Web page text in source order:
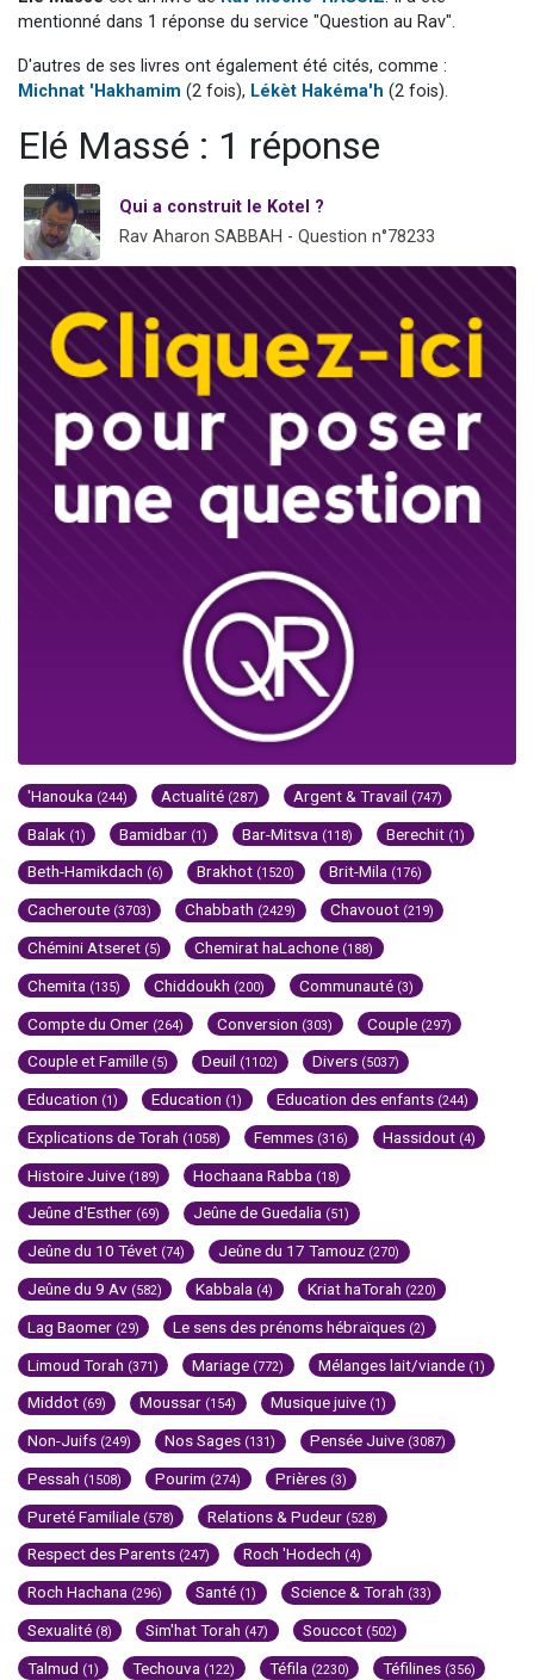
Il reste 49 places pour étudier en groupe sur Zoom
2 nouvelles musiques dans Torah-Box Music
mentionné dans 1 réponse du service "Question au Rav".
D'autres de ses livres ont également été cités, comme :
Michnat 'Hakhamim (2 fois), Lékèt Hakéma'h (2 fois).
Elé Massé : 1 réponse
Qui a construit le Kotel ?
Rav Aharon SABBAH - Question n°78233
'Hanouka (244) Actualité (287) Argent & Travail (747)
Balak (1) Bamidbar (1) Bar-Mitsva (118) Berechit (1)
Beth-Hamikdach (6) Brakhot (1520) Brit-Mila (176)
Cacheroute (3703) Chabbath (2429) Chavouot (219)
Chémini Atseret (5) Chemirat haLachone (188)
Chemita (135) Chiddoukh (200) Communauté (3)
Compte du Omer (264) Conversion (303) Couple (297)
Couple et Famille (5) Deuil (1102) Divers (5037)
Education (1) Education (1) Education des enfants (244)
Explications de Torah (1058) Femmes (316) Hassidout (4)
Histoire Juive (189) Hochaana Rabba (18)
Jeûne d'Esther (69) Jeûne de Guedalia (51)
Jeûne du 10 Tévet (74) Jeûne du 17 Tamouz (270)
Jeûne du 9 Av (582) Kabbala (4) Kriat haTorah (220)
Lag Baomer (29) Le sens des prénoms hébraïques (2)
Limoud Torah (371) Mariage (772) Mélanges lait/viande (1)
Middot (69) Moussar (154) Musique juive (1)
Non-Juifs (249) Nos Sages (131) Pensée Juive (3087)
Pessah (1508) Pourim (274) Prières (3)
Pureté Familiale (578) Relations & Pudeur (528)
Respect des Parents (247) Roch 'Hodech (4)
Roch Hachana (296) Santé (1) Science & Torah (33)
Sexualité (8) Sim'hat Torah (47) Souccot (502)
Talmud (1) Techouva (122) Téfila (2230) Téfilines (356)